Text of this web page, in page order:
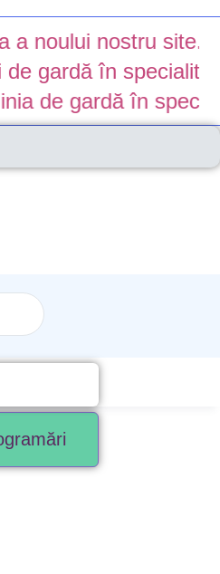
site. Anumite
în specialitatea
în specialitatea